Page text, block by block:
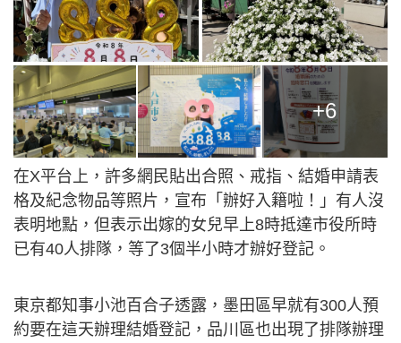
+6
在X平台上，許多網民貼出合照、戒指、結婚申請表
格及紀念物品等照片，宣布「辦好入籍啦！」有人沒
表明地點，但表示出嫁的女兒早上8時抵達市役所時
已有40人排隊，等了3個半小時才辦好登記。
東京都知事小池百合子透露，墨田區早就有300人預
約要在這天辦理結婚登記，品川區也出現了排隊辦理